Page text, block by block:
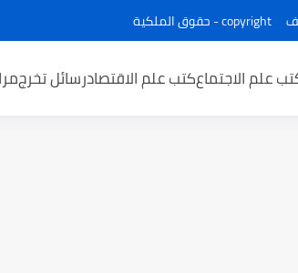
copyright - حقوق الملكية
علم الاجتماعكتب علم الاقتصادرسائل تخرج